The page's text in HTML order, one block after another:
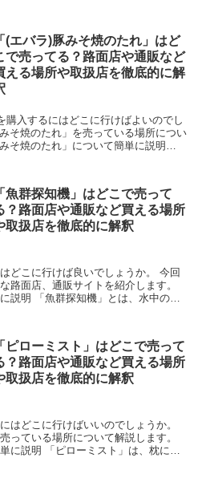
「(エバラ)豚みそ焼のたれ」はど
で売ってる？路面店や通販など
える場所や取扱店を徹底的に解
購入するにはどこに行けばよいのでし
そ焼のたれ」を売っている場所につい
そ焼のたれ」について簡単に説明
「魚群探知機」はどこで売って
？路面店や通販など買える場所
取扱店を徹底的に解釈
どこに行けば良いでしょうか。 今回
路面店、通販サイトを紹介します。
説明 「魚群探知機」とは、水中の魚
「ピローミスト」はどこで売って
？路面店や通販など買える場所
取扱店を徹底的に解釈
はどこに行けばいいのでしょうか。
っている場所について解説します。
に説明 「ピローミスト」は、枕にス